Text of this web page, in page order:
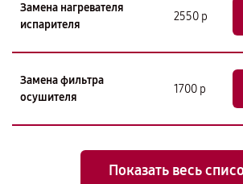
Замена нагревателя
испарителя
2550 р
Замена фильтра
осушителя
1700 р
Показать весь